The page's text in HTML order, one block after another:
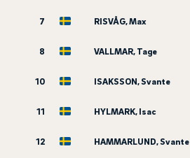
7 RISVÅG, Max
8 VALLMAR, Tage
10 ISAKSSON, Svante
11 HYLMARK, Isac
12 HAMMARLUND, Svante